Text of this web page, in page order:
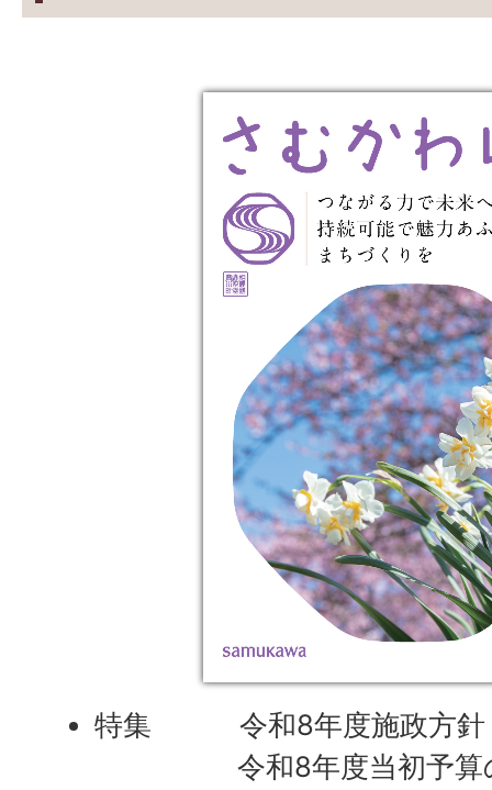
特集 令和8年度施政方針
令和8年度当初予算